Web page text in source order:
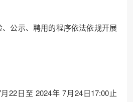
公示、聘用的程序依法依规开展
22日至 2024年 7月24日17:00止